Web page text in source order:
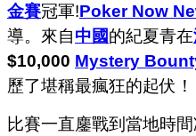
金賽冠軍!Poker Now
導。來自中國的紀夏青在
$10,000 Mystery
歷了堪稱最瘋狂的起伏！
比賽一直鏖戰到當地時